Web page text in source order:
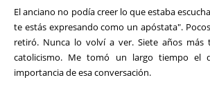
El anciano no podía creer lo que estaba
te estás expresando como un apóstata".
retiró. Nunca lo volví a ver. Siete años más
catolicismo. Me tomó un largo tiempo el
importancia de esa conversación.